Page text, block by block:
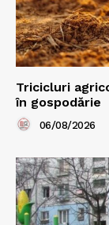
Tricicluri
în gospodărie
06/08/2026